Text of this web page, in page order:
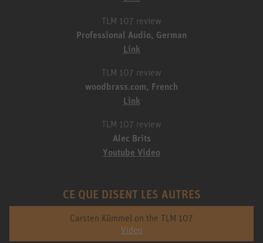
TLM 107 review
Professional Audio, German
Link
TLM 107 review
woodbrass.com, French
Link
TLM 107 review
Alec Brits
Youtube Video
CE QUE DISENT LES AUTRES
Carsten Kümmel on the TLM 107
Video